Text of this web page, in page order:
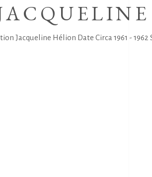
Jacqueline Hélion Date Circa 1961 -